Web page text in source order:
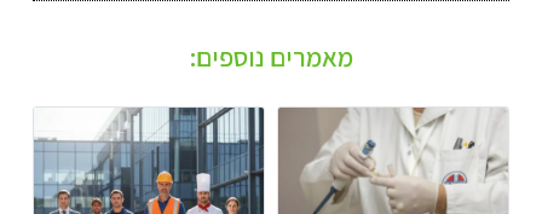
מאמרים נוספים: